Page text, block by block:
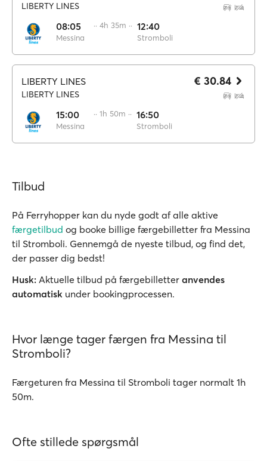
LIBERTY LINES
08:05
Messina
·· 4h 35m ·· 12:40
Stromboli
LIBERTY LINES
LIBERTY LINES
15:00
Messina
·· 1h 50m ·· 16:50
Stromboli
€ 30.84
Tilbud
På Ferryhopper kan du nyde godt af alle aktive
færgetilbud og booke billige færgebilletter fra Messina
til Stromboli. Gennemgå de nyeste tilbud, og find det,
der passer dig bedst!
Husk: Aktuelle tilbud på færgebilletter anvendes
automatisk under bookingprocessen.
Hvor længe tager færgen fra Messina til
Stromboli?
Færgeturen fra Messina til Stromboli tager normalt 1h
50m.
Ofte stillede spørgsmål